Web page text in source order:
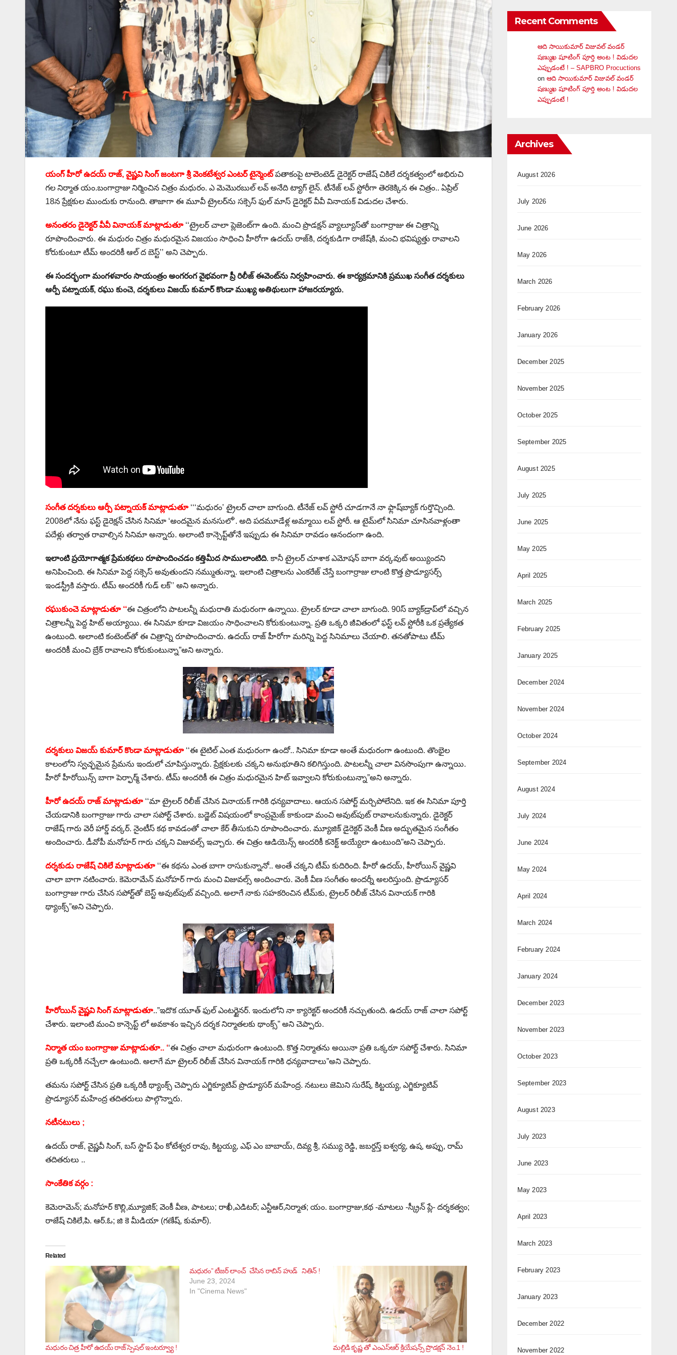
యంగ్ హీరో ఉదయ్ రాజ్, వైష్ణవి సింగ్ జంటగా శ్రీ వెంకటేశ్వర ఎంటర్ టైన్మెంట్పతాకంపై టాలెంటెడ్ డైరెక్టర్ రాజేష్ చికిలే దర్శకత్వంలో అభిరుచి
గల నిర్మాత యం.బంగార్రాజు నిర్మించిన చిత్రం మధురం. ఎ మెమొరబుల్ లవ్ అనేది ట్యాగ్ లైన్. టీనేజ్ లవ్ స్టోరీగా తెరకెక్కిన ఈ చిత్రం.. ఏప్రిల్
18న ప్రేక్షకుల ముందుకు రానుంది. తాజాగా ఈ మూవీ ట్రైలర్‌‌ను సక్సెస్ ఫుల్ మాస్ డైరెక్టర్ వీవీ వినాయక్ విడుదల చేశారు.
అనంతరం డైరెక్టర్ వీవీ వినాయక్ మాట్లాడుతూ ‘‘ట్రైలర్ చాలా ప్లెజెంట్‌గా ఉంది. మంచి ప్రొడక్షన్ వ్యాల్యూస్‌తో బంగార్రాజు ఈ చిత్రాన్ని
రూపొందించారు. ఈ మధురం చిత్రం మధురమైన విజయం సాధించి హీరోగా ఉదయ్ రాజ్‌కి, దర్శకుడిగా రాజేష్‌కి, మంచి భవిష్యత్తు రావాలని
కోరుకుంటూ టీమ్ అందరికీ ఆల్ ద బెస్ట్’’ అని చెప్పారు.
ఈ సందర్భంగా మంగళవారం సాయంత్రం అంగరంగ వైభవంగా ప్రీ రిలీజ్ ఈవెంట్‌ను నిర్వహించారు. ఈ కార్యక్రమానికి ప్రముఖ సంగీత దర్శకులు
ఆర్పీ పట్నాయక్, రఘు కుంచె, దర్శకులు విజయ్ కుమార్ కొండా ముఖ్య అతిథులుగా హాజరయ్యారు.
సంగీత దర్శకులు ఆర్పీ పట్నాయక్ మాట్లాడుతూ ‘‘‘మధురం’ ట్రైలర్ చాలా బాగుంది. టీనేజ్ లవ్ స్టోరీ చూడగానే నా ఫ్లాష్​బ్యాక్‌ గుర్తొచ్చింది.
2008లో నేను ఫస్ట్ డైరెక్షన్ చేసిన సినిమా ‘అందమైన మనసులో’. అది పదమూడేళ్ల అమ్మాయి లవ్ స్టోరీ. ఆ టైమ్‌లో సినిమా చూసినవాళ్లంతా
పదేళ్లు తర్వాత రావాల్సిన సినిమా అన్నారు. అలాంటి కాన్సెప్ట్‌తోనే ఇప్పుడు ఈ సినిమా రావడం ఆనందంగా ఉంది.
ఇలాంటి ప్రయోగాత్మక ప్రేమకథలు రూపొందించడం కత్తిమీద సాములాంటిది. కానీ ట్రైలర్ చూశాక ఎమోషన్ బాగా వర్కవుట్ అయ్యిందని
అనిపించింది. ఈ సినిమా పెద్ద సక్సెస్ అవుతుందని నమ్ముతున్నా. ఇలాంటి చిత్రాలను ఎంకరేజ్ చేస్తే బంగార్రాజు లాంటి కొత్త ప్రొడ్యూసర్స్
ఇండస్ట్రీకి వస్తారు. టీమ్ అందరికీ గుడ్ లక్’’ అని అన్నారు.
రఘుకుంచె మాట్లాడుతూ ‘‘ఈ చిత్రంలోని పాటలన్నీ మధురాతి మధురంగా ఉన్నాయి. ట్రైలర్ కూడా చాలా బాగుంది. 90స్ బ్యాక్‌డ్రాప్‌లో వచ్చిన
చిత్రాలన్నీ పెద్ద హిట్ అయ్యాయి. ఈ సినిమా కూడా విజయం సాధించాలని కోరుకుంటున్నా. ప్రతి ఒక్కరి జీవితంలో ఫస్ట్ లవ్ స్టోరీకి ఒక ప్రత్యేకత
ఉంటుంది. అలాంటి కంటెంట్‌తో ఈ చిత్రాన్ని రూపొందించారు. ఉదయ్ రాజ్ హీరోగా మరిన్ని పెద్ద సినిమాలు చేయాలి. తనతోపాటు టీమ్
అందరికీ మంచి బ్రేక్ రావాలని కోరుకుంటున్నా”అని అన్నారు.
దర్శకులు విజయ్ కుమార్ కొండా మాట్లాడుతూ ‘‘ఈ టైటిల్ ఎంత మధురంగా ఉందో.. సినిమా కూడా అంతే మధురంగా ఉంటుంది. తొంభైల
కాలంలోని స్వచ్ఛమైన ప్రేమను ఇందులో చూపిస్తున్నారు. ప్రేక్షకులకు చక్కని అనుభూతిని కలిగిస్తుంది. పాటలన్నీ చాలా వినసొంపుగా ఉన్నాయి.
హీరో హీరోయిన్స్ బాగా పెర్ఫార్మ్ చేశారు. టీమ్ అందరికీ ఈ చిత్రం మధురమైన హిట్ ఇవ్వాలని కోరుకుంటున్నా”అని అన్నారు.
హీరో ఉదయ్ రాజ్ మాట్లాడుతూ ‘‘మా ట్రైలర్ రిలీజ్ చేసిన వినాయక్ గారికి ధన్యవాదాలు. ఆయన సపోర్ట్ మర్చిపోలేనిది. ఇక ఈ సినిమా పూర్తి
చేయడానికి బంగార్రాజు గారు చాలా సపోర్ట్ చేశారు. బడ్జెట్ విషయంలో కాంప్రమైజ్ కాకుండా మంచి అవుట్‌పుట్ రావాలనుకున్నారు. డైరెక్టర్
రాజేష్​ గారు వెరీ హార్డ్ వర్కర్. నైంటీస్ కథ కావడంతో చాలా కేర్ తీసుకుని రూపొందించారు. మ్యూజిక్ డైరెక్టర్ వెంకీ వీణ అద్భుతమైన సంగీతం
అందించారు. డీవోపీ మనోహర్ గారు చక్కని విజువల్స్ ఇచ్చారు. ఈ చిత్రం ఆడియెన్స్‌ అందరికీ కనెక్ట్ అయ్యేలా ఉంటుంది”అని చెప్పారు.
దర్శకుడు రాజేష్ చికిలే మాట్లాడుతూ ‘‘ఈ కథను ఎంత బాగా రాసుకున్నానో.. అంతే చక్కని టీమ్ కుదిరింది. హీరో ఉదయ్, హీరోయిన్ వైష్ణవి
చాలా బాగా నటించారు. కెమెరామేన్ మనోహర్ గారు మంచి విజువల్స్ అందించారు. వెంకీ వీణ సంగీతం అందర్నీ అలరిస్తుంది. ప్రొడ్యూసర్
బంగార్రాజు గారు చేసిన సపోర్ట్‌తో బెస్ట్ అవుట్‌పుట్ వచ్చింది. అలాగే నాకు సహకరించిన టీమ్‌కు, ట్రైలర్ రిలీజ్ చేసిన వినాయక్ గారికి
థ్యాంక్స్”అని చెప్పారు.
హీరోయిన్ వైష్ణవి సింగ్ మాట్లాడుతూ..”ఇదొక యూత్ ఫుల్ ఎంటర్టైనర్. ఇందులోని నా క్యారెక్టర్ అందరికీ నచ్చుతుంది. ఉదయ్ రాజ్ చాలా సపోర్ట్
చేశారు. ఇలాంటి మంచి కాన్సెప్ట్ లో అవకాశం ఇచ్చిన దర్శక నిర్మాతలకు థాంక్స్” అని చెప్పారు.
నిర్మాత యం బంగార్రాజు మాట్లాడుతూ.. ‘‘ఈ చిత్రం చాలా మధురంగా ఉంటుంది. కొత్త నిర్మాతను అయినా ప్రతి ఒక్కరూ సపోర్ట్ చేశారు. సినిమా
ప్రతి ఒక్కరికీ నచ్చేలా ఉంటుంది. అలాగే మా ట్రైలర్ రిలీజ్ చేసిన వినాయక్ గారికి ధన్యవాదాలు”అని చెప్పారు.
తమను సపోర్ట్ చేసిన ప్రతి ఒక్కరికీ థ్యాంక్స్ చెప్పారు ఎగ్జిక్యూటివ్ ప్రొడ్యూసర్ మహేంద్ర. నటులు జెమిని సురేష్, కిట్టయ్య, ఎగ్జిక్యూటివ్
ప్రొడ్యూసర్ మహేంద్ర తదితరులు పాల్గొన్నారు.
నటీనటులు ;
ఉదయ్ రాజ్, వైష్ణవీ సింగ్, బస్ స్టాప్ ఫేం కోటేశ్వర రావు, కిట్టయ్య, ఎఫ్ ఎం బాబాయ్, దివ్య శ్రీ, సమ్యు రెడ్డి, జబర్దస్త్ ఐశ్వర్య, ఉష, అప్పు, రామ్
తదితరులు ..
సాంకేతిక వర్గం :
కెమెరామెన్; మనోహర్ కొల్లి,మ్యూజిక్; వెంకీ వీణ, పాటలు; రాఖీ,ఎడిటర్; ఎన్టీఆర్,నిర్మాత; యం. బంగార్రాజు,కథ -మాటలు -స్క్రీన్ ప్లే- దర్శకత్వం;
రాజేష్ చికిలే,పి. ఆర్.ఓ; జి కె మీడియా (గణేష్, కుమార్).
Related
మధురం చిత్ర హీరో ఉదయ్ రాజ్ స్పెషల్ ఇంటర్వ్యూ !
మధురం” టీజర్ లాంచ్ చేసిన రాబిన్ హుడ్ నితిన్ !
June 23, 2024
In "Cinema News"
మల్లిడి కృష్ణ తో ఎంఎస్ఆర్ క్రియేషన్స్ ప్రొడక్షన్ నెం.1 !
Recent Comments
ఆది సాయికుమార్ విజువ‌ల్ వండ‌ర్
ష‌ణ్ముఖ షూటింగ్ పూర్తి అంట ! విడుదల
ఎప్పుడంటే ! – SAPBRO Procuctions
on ఆది సాయికుమార్ విజువ‌ల్ వండ‌ర్
ష‌ణ్ముఖ షూటింగ్ పూర్తి అంట ! విడుదల
ఎప్పుడంటే !
Archives
August 2026
July 2026
June 2026
May 2026
March 2026
February 2026
January 2026
December 2025
November 2025
October 2025
September 2025
August 2025
July 2025
June 2025
May 2025
April 2025
March 2025
February 2025
January 2025
December 2024
November 2024
October 2024
September 2024
August 2024
July 2024
June 2024
May 2024
April 2024
March 2024
February 2024
January 2024
December 2023
November 2023
October 2023
September 2023
August 2023
July 2023
June 2023
May 2023
April 2023
March 2023
February 2023
January 2023
December 2022
November 2022